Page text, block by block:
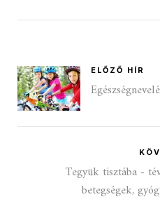
ELŐZŐ HÍR
Tegyük tisztába -
betegségek,